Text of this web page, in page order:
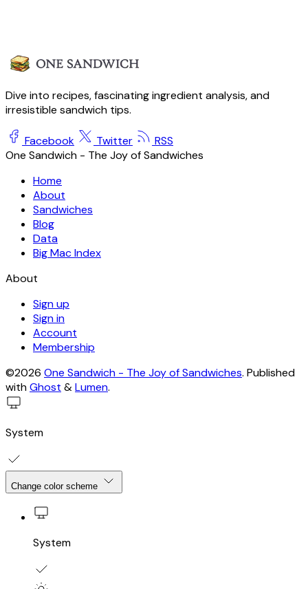
Dive into recipes, fascinating ingredient analysis, and
irresistible sandwich tips.
Facebook Twitter
RSS
One Sandwich - The Joy of Sandwiches
Home
About
Sandwiches
Blog
Data
Big Mac Index
About
Sign up
Sign in
Account
Membership
©2026 One Sandwich - The Joy of Sandwiches. Published
withGhost &Lumen.
System
Change color scheme
System